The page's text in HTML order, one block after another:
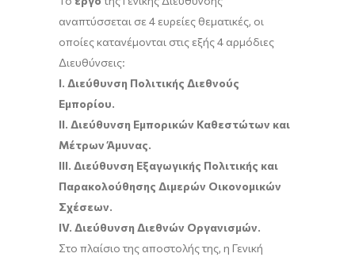
αναπτύσσεται σε 4 ευρείες θεματικές, οι
οποίες κατανέμονται στις εξής 4 αρμόδιες
Διευθύνσεις:
I. Διεύθυνση Πολιτικής Διεθνούς
Εμπορίου.
II. Διεύθυνση Εμπορικών Καθεστώτων και
Μέτρων Άμυνας.
III. Διεύθυνση Εξαγωγικής Πολιτικής και
Παρακολούθησης Διμερών Οικονομικών
Σχέσεων.
IV. Διεύθυνση Διεθνών Οργανισμών.
Στο πλαίσιο της αποστολής της, η Γενική